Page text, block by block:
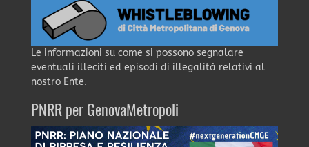
Le informazioni su come si possono segnalare
eventuali illeciti ed episodi di illegalità relativi al
nostro Ente.
PNRR per GenovaMetropoli